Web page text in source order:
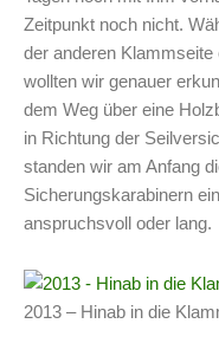
Zeitpunkt noch nicht.
der anderen
wollten wir genauer
dem Weg über eine
in Richtung der
standen wir am Anfang
Sicherungskarabinern
anspruchsvoll oder lang.
2013 – Hinab in die